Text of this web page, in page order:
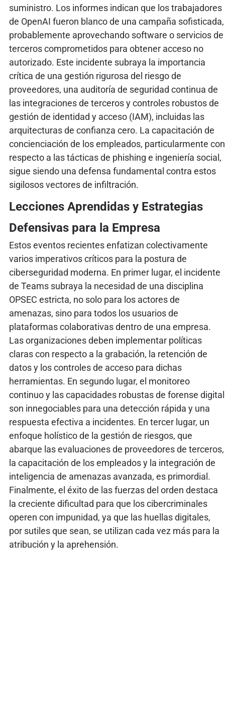
suministro. Los informes indican que los trabajadores
de OpenAI fueron blanco de una campaña sofisticada,
probablemente aprovechando software o servicios de
terceros comprometidos para obtener acceso no
autorizado. Este incidente subraya la importancia
crítica de una gestión rigurosa del riesgo de
proveedores, una auditoría de seguridad continua de
las integraciones de terceros y controles robustos de
gestión de identidad y acceso (IAM), incluidas las
arquitecturas de confianza cero. La capacitación de
concienciación de los empleados, particularmente con
respecto a las tácticas de phishing e ingeniería social,
sigue siendo una defensa fundamental contra estos
sigilosos vectores de infiltración.
Lecciones Aprendidas y Estrategias
Defensivas para la Empresa
Estos eventos recientes enfatizan colectivamente
varios imperativos críticos para la postura de
ciberseguridad moderna. En primer lugar, el incidente
de Teams subraya la necesidad de una disciplina
OPSEC estricta, no solo para los actores de
amenazas, sino para todos los usuarios de
plataformas colaborativas dentro de una empresa.
Las organizaciones deben implementar políticas
claras con respecto a la grabación, la retención de
datos y los controles de acceso para dichas
herramientas. En segundo lugar, el monitoreo
continuo y las capacidades robustas de forense digital
son innegociables para una detección rápida y una
respuesta efectiva a incidentes. En tercer lugar, un
enfoque holístico de la gestión de riesgos, que
abarque las evaluaciones de proveedores de terceros,
la capacitación de los empleados y la integración de
inteligencia de amenazas avanzada, es primordial.
Finalmente, el éxito de las fuerzas del orden destaca
la creciente dificultad para que los cibercriminales
operen con impunidad, ya que las huellas digitales,
por sutiles que sean, se utilizan cada vez más para la
atribución y la aprehensión.